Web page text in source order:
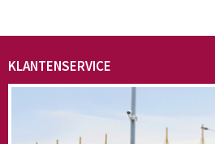
KLANTENSERVICE